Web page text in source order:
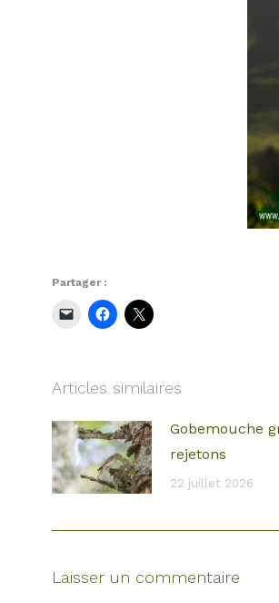
Partager :
Articles similaires
Gobemouche
rejetons
22 juillet 2026
Laisser un commentaire